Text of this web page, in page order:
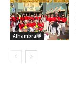
Alhambra隊